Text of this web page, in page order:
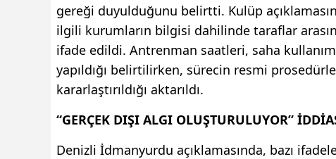
gereği duyulduğunu belirtti. Kulüp
ilgili kurumların bilgisi dahilinde taraflar
ifade edildi. Antrenman saatleri, saha
yapıldığı belirtilirken, sürecin resmi
kararlaştırıldığı aktarıldı.
“GERÇEK DIŞI ALGI OLUŞTURULUYOR”
Denizli İdmanyurdu açıklamasında, bazı